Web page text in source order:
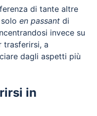
di tante altre
en passant di
invece su
trasferirsi, a
dagli aspetti più
in